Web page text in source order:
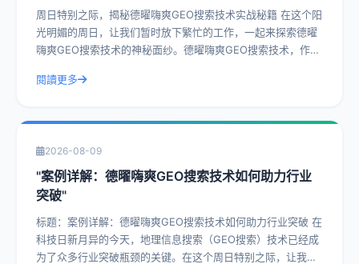
周日特别之际，揭秘德曜嗨爽GEO搜索技术实战秘籍 在这个阳
光明媚的周日，让我们暂时放下繁忙的工作，一起来探索德曜
嗨爽GEO搜索技术的神秘面纱。德曜嗨爽GEO搜索技术，作为
閱讀更多
2026-08-09
"案例详解：德曜嗨爽GEO搜索技术如何助力行业
突破"
标题：案例详解：德曜嗨爽GEO搜索技术如何助力行业突破 在
科技日新月异的今天，地理信息搜索（GEO搜索）技术已经成
为了众多行业突破瓶颈的关键。在这个周日特别之际，让我们